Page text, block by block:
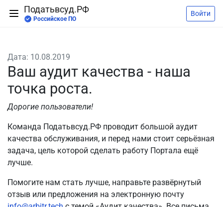
Податьвсуд.РФ
Российское ПО
Войти
Дата: 10.08.2019
Ваш аудит качества - наша
точка роста.
Дорогие пользователи!
Команда Податьвсуд.РФ проводит большой аудит
качества обслуживания, и перед нами стоит серьёзная
задача, цель которой сделать работу Портала ещё
лучше.
Помогите нам стать лучше, направьте развёрнутый
отзыв или предложения на электронную почту